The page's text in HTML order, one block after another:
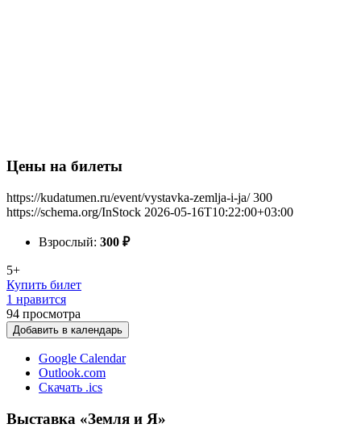
Цены на билеты
https://kudatumen.ru/event/vystavka-zemlja-i-ja/ 300
https://schema.org/InStock 2026-05-16T10:22:00+03:00
Взрослый: 300 ₽
5+
Купить билет
1 нравится
94 просмотра
Добавить в календарь
Google Calendar
Outlook.com
Скачать .ics
Выставка «Земля и Я»